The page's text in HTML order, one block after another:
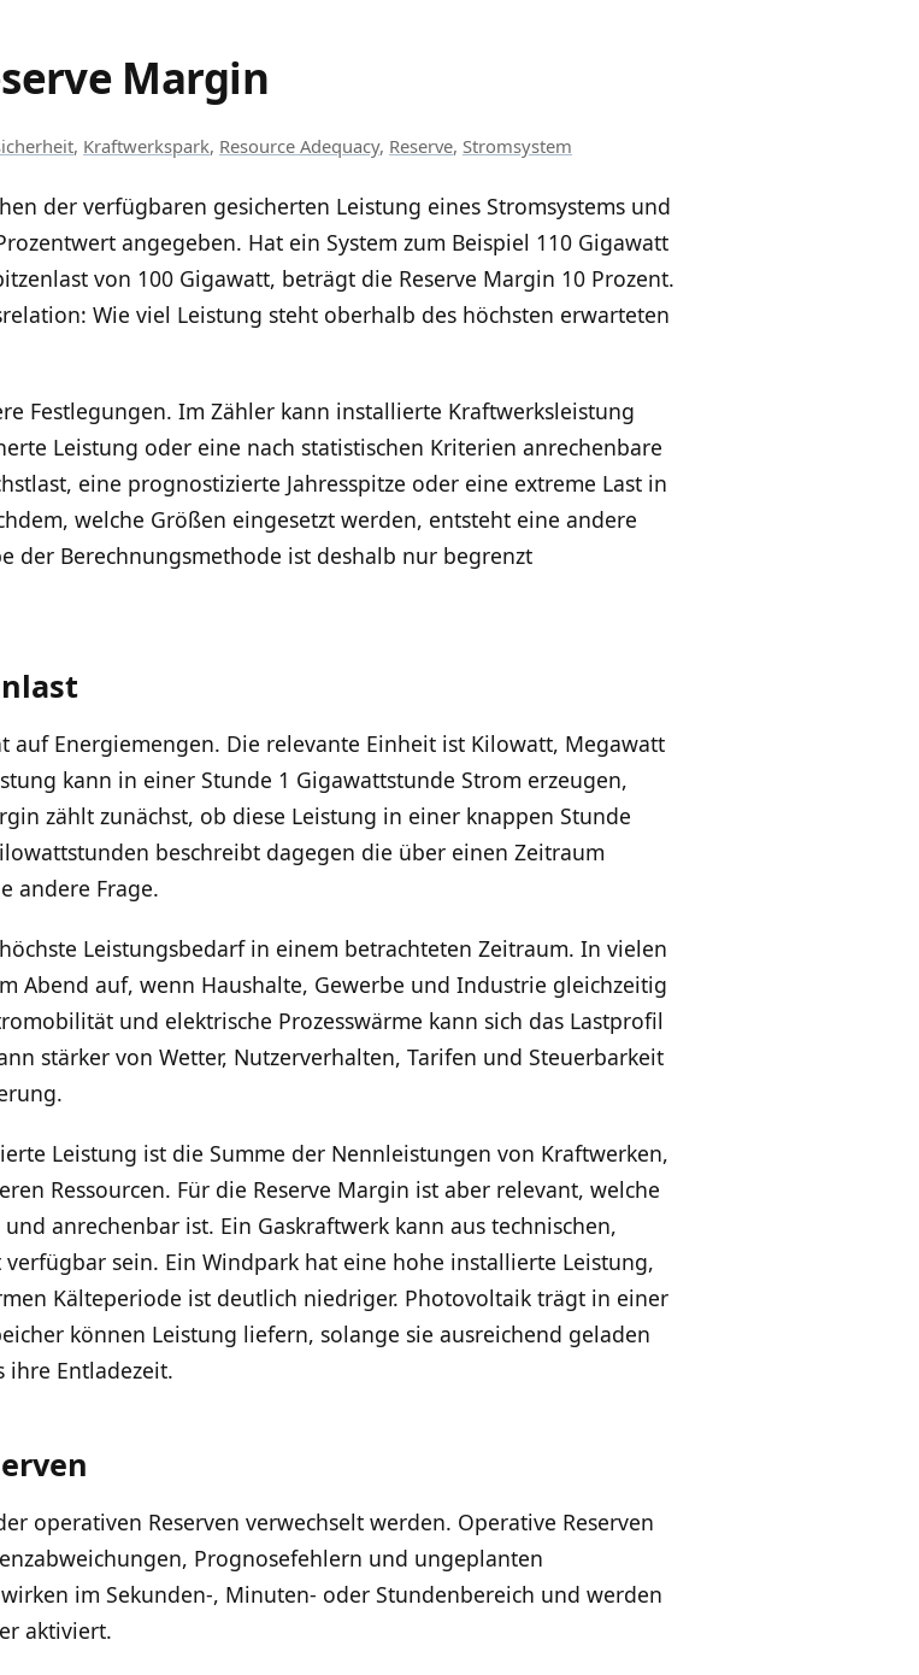
Margin
, Kraftwerkspark, Resource Adequacy, Reserve, Stromsystem
der verfügbaren gesicherten Leistung eines Stromsystems und
angegeben. Hat ein System zum Beispiel 110 Gigawatt
von 100 Gigawatt, beträgt die Reserve Margin 10 Prozent.
Wie viel Leistung steht oberhalb des höchsten erwarteten
Festlegungen. Im Zähler kann installierte Kraftwerksleistung
Leistung oder eine nach statistischen Kriterien anrechenbare
eine prognostizierte Jahresspitze oder eine extreme Last in
welche Größen eingesetzt werden, entsteht eine andere
der Berechnungsmethode ist deshalb nur begrenzt
auf Energiemengen. Die relevante Einheit ist Kilowatt, Megawatt
kann in einer Stunde 1 Gigawattstunde Strom erzeugen,
zählt zunächst, ob diese Leistung in einer knappen Stunde
beschreibt dagegen die über einen Zeitraum
andere Frage.
Leistungsbedarf in einem betrachteten Zeitraum. In vielen
Abend auf, wenn Haushalte, Gewerbe und Industrie gleichzeitig
und elektrische Prozesswärme kann sich das Lastprofil
stärker von Wetter, Nutzerverhalten, Tarifen und Steuerbarkeit
Leistung ist die Summe der Nennleistungen von Kraftwerken,
Ressourcen. Für die Reserve Margin ist aber relevant, welche
anrechenbar ist. Ein Gaskraftwerk kann aus technischen,
sein. Ein Windpark hat eine hohe installierte Leistung,
Kälteperiode ist deutlich niedriger. Photovoltaik trägt in einer
können Leistung liefern, solange sie ausreichend geladen
Entladezeit.
operativen Reserven verwechselt werden. Operative Reserven
Prognosefehlern und ungeplanten
im Sekunden-, Minuten- oder Stundenbereich und werden
aktiviert.